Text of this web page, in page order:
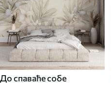
До спаваће собе